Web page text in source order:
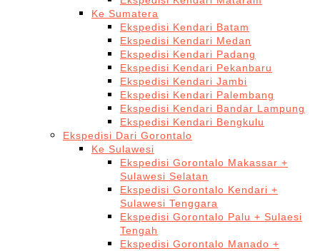
Ke Sumatera
Ekspedisi Kendari Batam
Ekspedisi Kendari Medan
Ekspedisi Kendari Padang
Ekspedisi Kendari Pekanbaru
Ekspedisi Kendari Jambi
Ekspedisi Kendari Palembang
Ekspedisi Kendari Bandar Lampung
Ekspedisi Kendari Bengkulu
Ekspedisi Dari Gorontalo
Ke Sulawesi
Ekspedisi Gorontalo Makassar +
Sulawesi Selatan
Ekspedisi Gorontalo Kendari +
Sulawesi Tenggara
Ekspedisi Gorontalo Palu + Sulaesi
Tengah
Ekspedisi Gorontalo Manado +